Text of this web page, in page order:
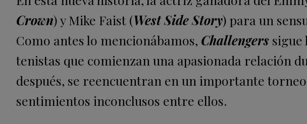
Crown) y Mike Faist (West Side Story) para un
Como antes lo mencionábamos, Challengers sigue
tenistas que comienzan una apasionada relación
después, se reencuentran en un importante
sentimientos inconclusos entre ellos.